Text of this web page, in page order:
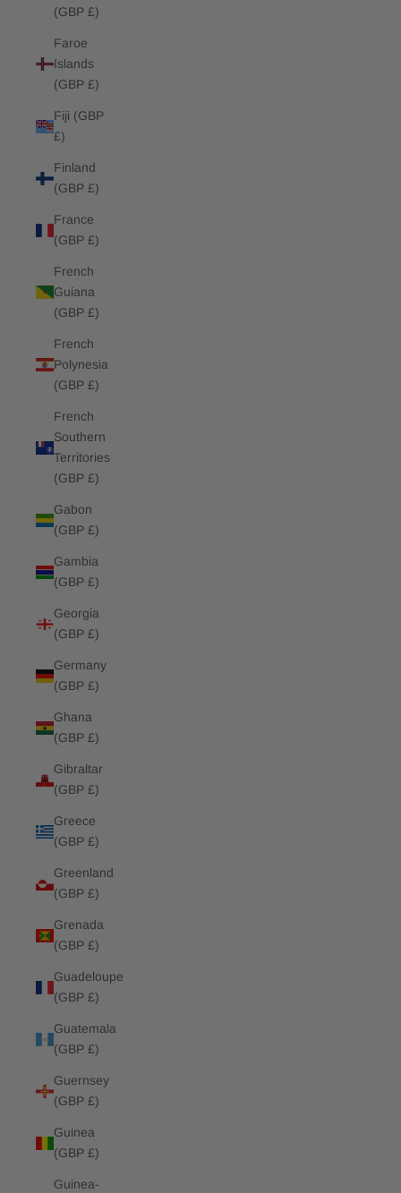
(GBP £)
Faroe
Islands
(GBP £)
Fiji (GBP
£)
Finland
(GBP £)
France
(GBP £)
French
Guiana
(GBP £)
French
Polynesia
(GBP £)
French
Southern
Territories
(GBP £)
Gabon
(GBP £)
Gambia
(GBP £)
Georgia
(GBP £)
Germany
(GBP £)
Ghana
(GBP £)
Gibraltar
(GBP £)
Greece
(GBP £)
Greenland
(GBP £)
Grenada
(GBP £)
Guadeloupe
(GBP £)
Guatemala
(GBP £)
Guernsey
(GBP £)
Guinea
(GBP £)
Guinea-